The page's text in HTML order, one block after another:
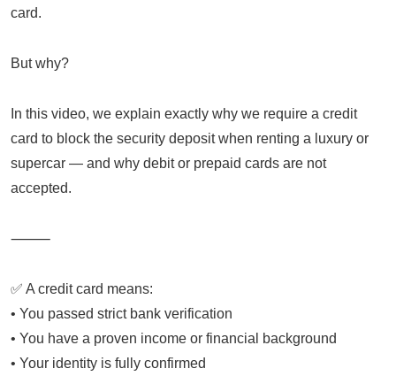
card.
But why?
In this video, we explain exactly why we require a credit
card to block the security deposit when renting a luxury or
supercar — and why debit or prepaid cards are not
accepted.
⸻
✅ A credit card means:
• You passed strict bank verification
• You have a proven income or financial background
• Your identity is fully confirmed